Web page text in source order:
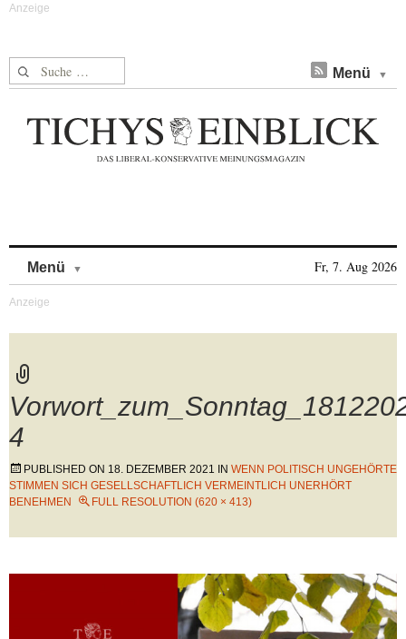
Suche nach: Menü
Menü Fr, 7. Aug 2026
4
PUBLISHED ON 18. DEZEMBER 2021 IN WENN POLITISCH UNGEHÖRTE
STIMMEN SICH GESELLSCHAFTLICH VERMEINTLICH UNERHÖRT
BENEHMEN
FULL RESOLUTION (620 × 413)